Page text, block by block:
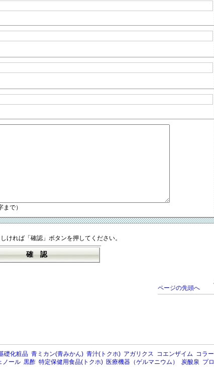
で）
ければ「確認」ボタンを押してください。
ページの先頭へ
礎化粧品 青ミカン(青みかん) 青汁(トクホ) アガリクス コエンザイム コラー
ノール 黒酢 特定保健用食品(トクホ) 医療機器（ゲルマニウム） 炭酸泉 プロ